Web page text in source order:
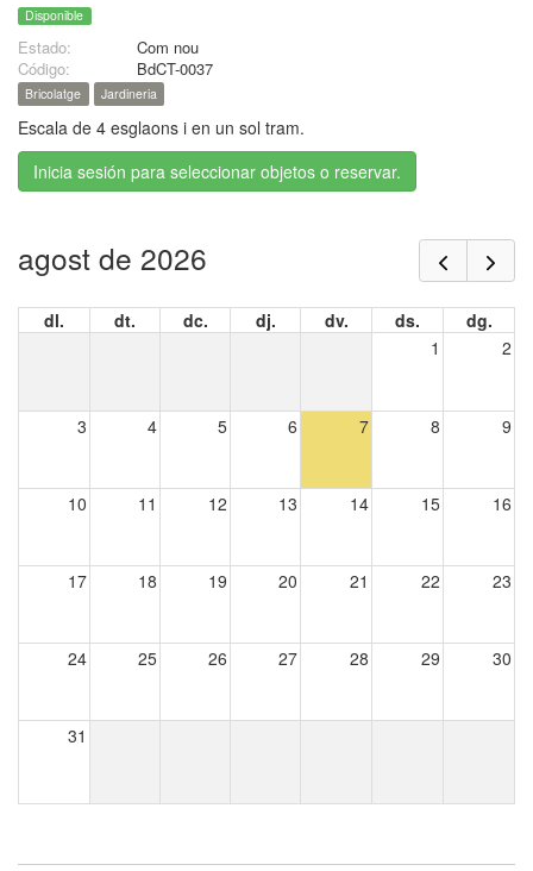
Disponible
Estado:
Com nou
Código:
BdCT-0037
Bricolatge Jardineria
Escala de 4 esglaons i en un sol tram.
Inicia sesión para seleccionar objetos o reservar.
agost de 2026
dl. dt. dc. dj. dv. ds.
dg.
1
2
3 4 5 6 7 8 9
10 11 12 13 14 15 16
17 18 19 20 21 22 23
24 25 26 27 28 29 30
31